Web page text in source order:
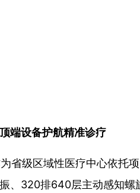
端设备护航精准诊疗
省级区域性医疗中心依托
、320排640层主动感知螺